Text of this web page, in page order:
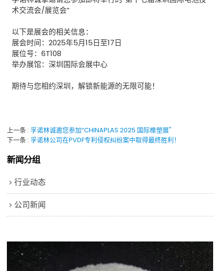
术交流会/展览会”
以下是展会的相关信息：
展会时间：2025年5月15日至17日
展位号：6T108
举办展馆：深圳国际会展中心
期待与您相约深圳，解锁新能源的无限可能！
上一条 孚诺林诚邀您参加“CHINAPLAS 2025 国际橡塑展"
下一条 孚诺林公司在PVDF专利侵权纠纷案中取得最终胜利！
新闻分组
行业动态
公司新闻